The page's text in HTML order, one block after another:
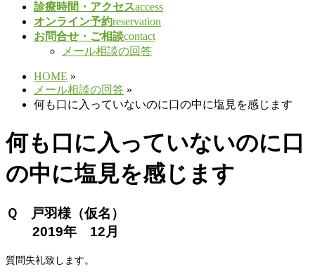
診療時間・アクセスaccess
オンライン予約reservation
お問合せ・ご相談contact
メール相談の回答
HOME »
メール相談の回答 »
何も口に入っていないのに口の中に塩見を感じます
何も口に入っていないのに口
の中に塩見を感じます
Ｑ 戸羽様（仮名）
2019年 12月
質問失礼致します。